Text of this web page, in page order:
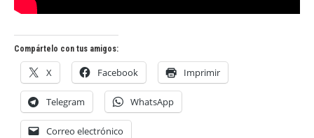
Compártelo con tus amigos:
X Facebook Imprimir
Telegram WhatsApp
Correo electrónico